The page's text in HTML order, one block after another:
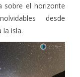
sobre el horizonte
desde
isla.